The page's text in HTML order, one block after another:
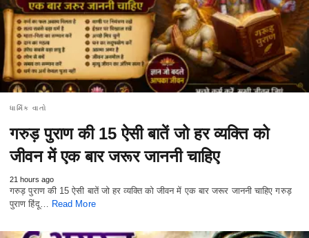
ધાર્મિક વાતો
गरुड़ पुराण की 15 ऐसी बातें जो हर व्यक्ति को
जीवन में एक बार जरूर जाननी चाहिए
21 hours ago
गरुड़ पुराण की 15 ऐसी बातें जो हर व्यक्ति को जीवन में एक बार जरूर जाननी चाहिए गरुड़
पुराण हिंदू… Read More